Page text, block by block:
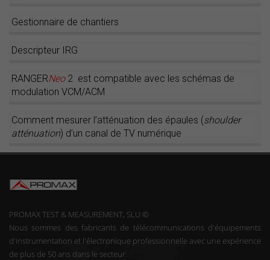
Gestionnaire de chantiers
Descripteur IRG
RANGERNeo2 est compatible avec les schémas de
modulation VCM/ACM
Comment mesurer l’atténuation des épaules (shoulder
atténuation) d’un canal de TV numérique
PROMAX TEST & MEASUREMENT, SLU ©
Nous sommes des fabricants de télécommunications d'équipements
d'instrumentation et l'électronique professionnelle avec une expérience
de plus de 50 ans dans le secteur.